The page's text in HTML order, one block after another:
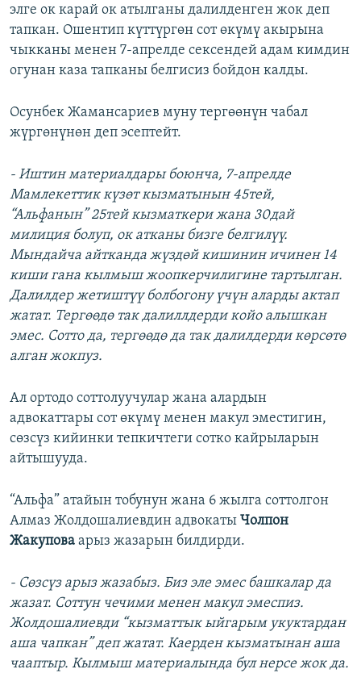
элге ок карай ок атылганы далилденген жок деп
тапкан. Ошентип күттүргөн сот өкүмү акырына
чыкканы менен 7-апрелде сексендей адам кимдин
огунан каза тапканы белгисиз бойдон калды.
Осунбек Жамансариев муну тергөөнүн чабал
жүргөнүнөн деп эсептейт.
- Иштин материалдары боюнча, 7-апрелде
Мамлекеттик күзөт кызматынын 45тей,
“Альфанын” 25тей кызматкери жана 30дай
милиция болуп, ок атканы бизге белгилүү.
Мындайча айтканда жүздөй кишинин ичинен 14
киши гана кылмыш жоопкерчилигине тартылган.
Далилдер жетиштүү болбогону үчүн аларды актап
жатат. Тергөөдө так далиллдерди койо алышкан
эмес. Сотто да, тергөөдө да так далилдерди көрсөтө
алган жокпуз.
Ал ортодо соттолуучулар жана алардын
адвокаттары сот өкүмү менен макул эместигин,
сөзсүз кийинки тепкичтеги сотко кайрыларын
айтышууда.
“Альфа” атайын тобунун жана 6 жылга соттолгон
Алмаз Жолдошалиевдин адвокаты Чолпон
Жакупова арыз жазарын билдирди.
- Сөзсүз арыз жазабыз. Биз эле эмес башкалар да
жазат. Соттун чечими менен макул эмеспиз.
Жолдошалиевди “кызматтык ыйгарым укуктардан
аша чапкан” деп жатат. Каерден кызматынан аша
чааптыр. Кылмыш материалында бул нерсе жок да.